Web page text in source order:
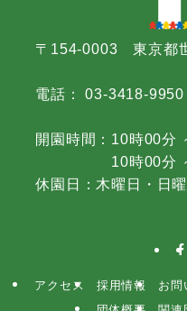
〒154-0003 東京都
電話： 03-3418-9950
開園時間：10時00分
10時00分 ～ 16
休園日：木曜日・日
アクセス 採用情報 お問